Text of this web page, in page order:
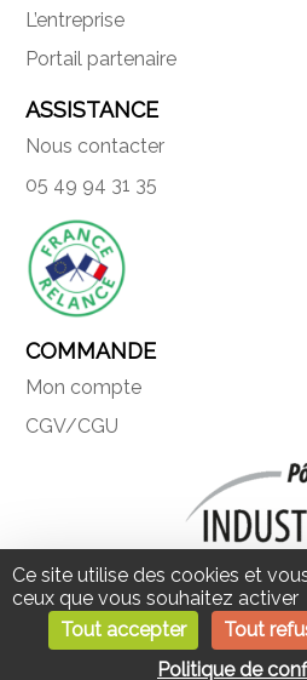
L’entreprise
Portail partenaire
ASSISTANCE
Nous contacter
05 49 94 31 35
COMMANDE
Mon compte
CGV/CGU
Une société du
du Groupe
Ce site utilise des cookies et
ceux que vous souhaitez activer
Tout accepter
Tout
Politique de